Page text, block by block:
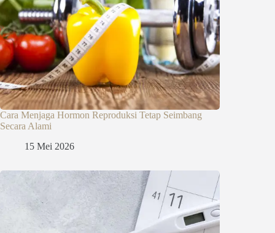
Cara Menjaga Hormon Reproduksi Tetap Seimbang
Secara Alami
15 Mei 2026